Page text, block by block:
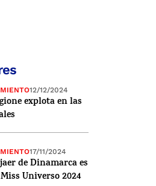
12/12/2024
explota en las
17/11/2024
de Dinamarca es
Universo 2024